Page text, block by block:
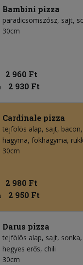
Bambini pizza
paradicsomszósz sajt
30cm
2 960 Ft
2 930 Ft
Cardinale pizza
tejfölös alap sajt bacon
hagyma fokhagyma
30cm
2 980 Ft
2 950 Ft
Darus pizza
tejfölös alap sajt sonka
hegyes erős chili
30cm